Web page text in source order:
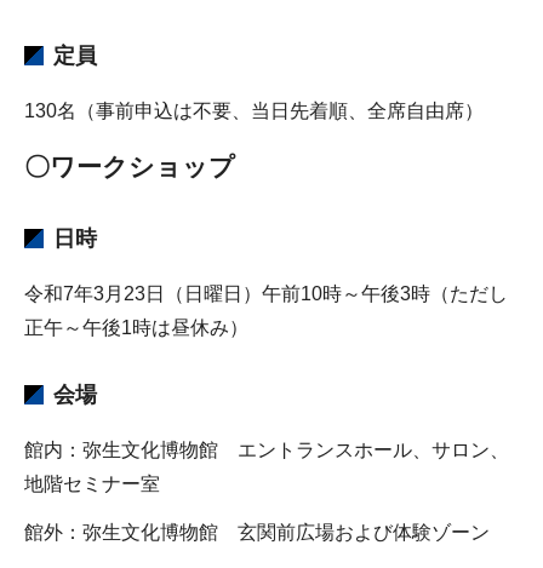
定員
130名（事前申込は不要、当日先着順、全席自由席）
〇ワークショップ
日時
令和7年3月23日（日曜日）午前10時～午後3時（ただし
正午～午後1時は昼休み）
会場
館内：弥生文化博物館 エントランスホール、サロン、
地階セミナー室
館外：弥生文化博物館 玄関前広場および体験ゾーン